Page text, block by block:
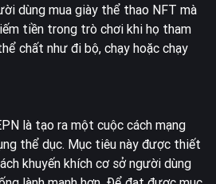
dùng mua giày thể thao NFT mà
tiền trong trò chơi khi họ tham
chất như đi bộ, chạy hoặc chạy
là tạo ra một cuộc cách mạng
thể dục. Mục tiêu này được thiết
khuyến khích cơ sở người dùng